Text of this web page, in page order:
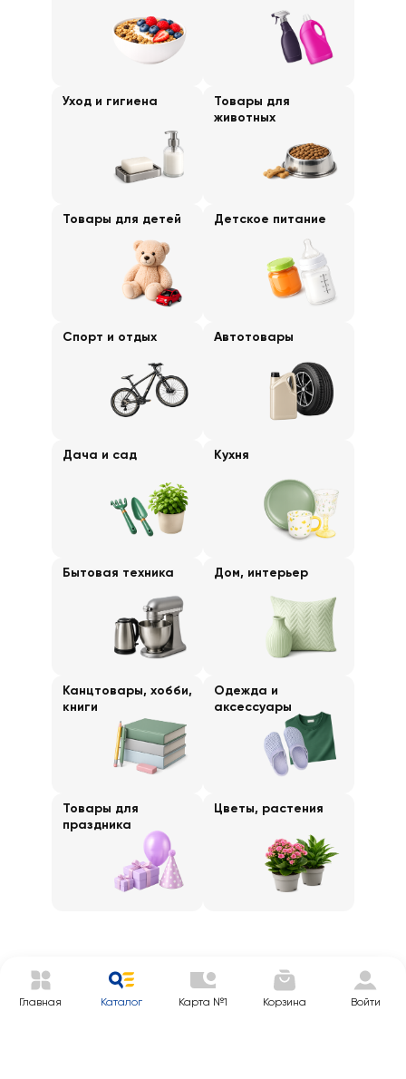
Уход и гигиена
Товары для
животных
Товары для детей Детское питание
Спорт и отдых Автотовары
Дача и сад Кухня
Бытовая техника Дом, интерьер
Канцтовары, хобби,
книги
Одежда и
аксессуары
Товары для
праздника
Цветы, растения
Главная Каталог Карта №1 Корзина Войти